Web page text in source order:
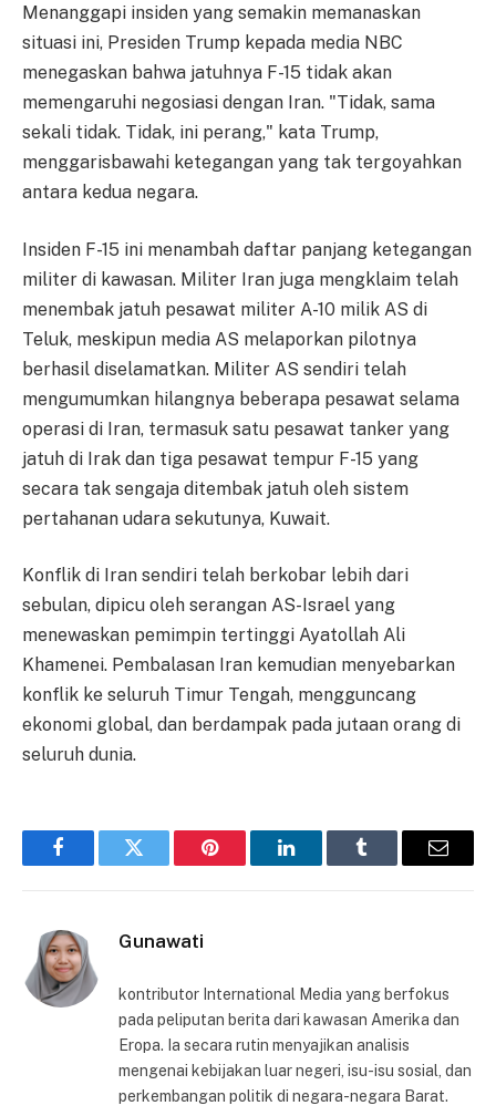
Menanggapi insiden yang semakin memanaskan
situasi ini, Presiden Trump kepada media NBC
menegaskan bahwa jatuhnya F-15 tidak akan
memengaruhi negosiasi dengan Iran. "Tidak, sama
sekali tidak. Tidak, ini perang," kata Trump,
menggarisbawahi ketegangan yang tak tergoyahkan
antara kedua negara.
Insiden F-15 ini menambah daftar panjang ketegangan
militer di kawasan. Militer Iran juga mengklaim telah
menembak jatuh pesawat militer A-10 milik AS di
Teluk, meskipun media AS melaporkan pilotnya
berhasil diselamatkan. Militer AS sendiri telah
mengumumkan hilangnya beberapa pesawat selama
operasi di Iran, termasuk satu pesawat tanker yang
jatuh di Irak dan tiga pesawat tempur F-15 yang
secara tak sengaja ditembak jatuh oleh sistem
pertahanan udara sekutunya, Kuwait.
Konflik di Iran sendiri telah berkobar lebih dari
sebulan, dipicu oleh serangan AS-Israel yang
menewaskan pemimpin tertinggi Ayatollah Ali
Khamenei. Pembalasan Iran kemudian menyebarkan
konflik ke seluruh Timur Tengah, mengguncang
ekonomi global, dan berdampak pada jutaan orang di
seluruh dunia.
FacebookTwitter Pinterest LinkedInTumblr Email
Gunawati
kontributor International Media yang berfokus
pada peliputan berita dari kawasan Amerika dan
Eropa. Ia secara rutin menyajikan analisis
mengenai kebijakan luar negeri, isu-isu sosial, dan
perkembangan politik di negara-negara Barat.